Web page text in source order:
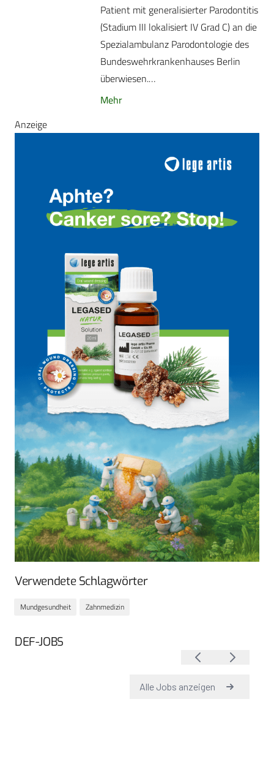
Patient mit generalisierter Parodontitis
(Stadium III lokalisiert IV Grad C) an die
Spezialambulanz Parodontologie des
Bundeswehrkrankenhauses Berlin
überwiesen.…
Mehr
Anzeige
Verwendete Schlagwörter
Mundgesundheit Zahnmedizin
DEF-JOBS